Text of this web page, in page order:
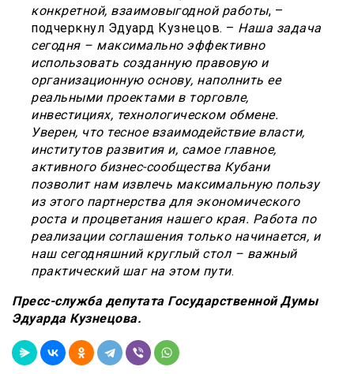
конкретной, взаимовыгодной работы, –
подчеркнул Эдуард Кузнецов. – Наша задача
сегодня – максимально эффективно
использовать созданную правовую и
организационную основу, наполнить ее
реальными проектами в торговле,
инвестициях, технологическом обмене.
Уверен, что тесное взаимодействие власти,
институтов развития и, самое главное,
активного бизнес-сообщества Кубани
позволит нам извлечь максимальную пользу
из этого партнерства для экономического
роста и процветания нашего края. Работа по
реализации соглашения только начинается, и
наш сегодняшний круглый стол – важный
практический шаг на этом пути.
Пресс-служба депутата Государственной Думы
Эдуарда Кузнецова.